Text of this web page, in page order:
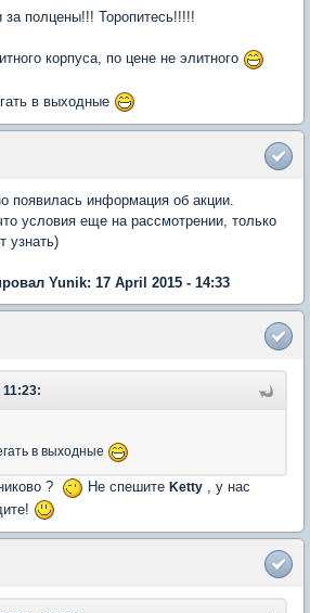
полцены!!! Торопитесь!!!!!
корпуса, по цене не элитного
в выходные
появилась информация об акции.
условия еще на рассмотрении, только
узнать)
Yunik: 17 April 2015 - 14:33
11:23:
в выходные
? Не спешите Ketty , у нас